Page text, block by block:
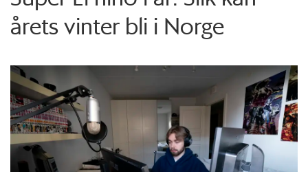
årets vinter bli i Norge